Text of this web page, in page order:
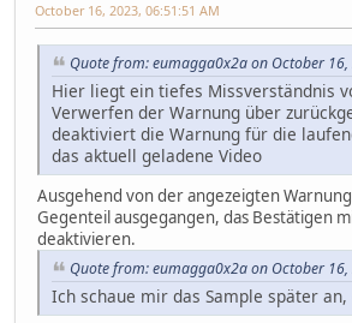
October 16, 2023, 06:51:51 AM
Quote from: eumagga0x2a on October
Hier liegt ein tiefes Missverständnis
Verwerfen der Warnung über
deaktiviert die Warnung für die
das aktuell geladene Video
Ausgehend von der angezeigten
Gegenteil ausgegangen, das Bestätigen
deaktivieren.
Quote from: eumagga0x2a on October
Ich schaue mir das Sample später an,